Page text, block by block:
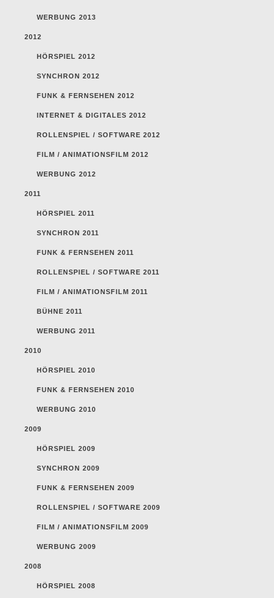
WERBUNG 2013
2012
HÖRSPIEL 2012
SYNCHRON 2012
FUNK & FERNSEHEN 2012
INTERNET & DIGITALES 2012
ROLLENSPIEL / SOFTWARE 2012
FILM / ANIMATIONSFILM 2012
WERBUNG 2012
2011
HÖRSPIEL 2011
SYNCHRON 2011
FUNK & FERNSEHEN 2011
ROLLENSPIEL / SOFTWARE 2011
FILM / ANIMATIONSFILM 2011
BÜHNE 2011
WERBUNG 2011
2010
HÖRSPIEL 2010
FUNK & FERNSEHEN 2010
WERBUNG 2010
2009
HÖRSPIEL 2009
SYNCHRON 2009
FUNK & FERNSEHEN 2009
ROLLENSPIEL / SOFTWARE 2009
FILM / ANIMATIONSFILM 2009
WERBUNG 2009
2008
HÖRSPIEL 2008